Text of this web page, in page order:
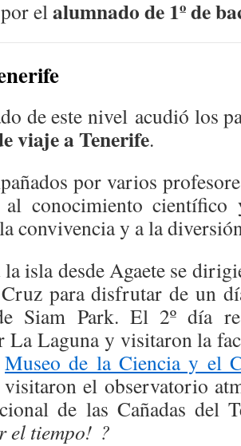
elalumnado de 1º de
de este nivel acudió los
viaje a Tenerife.
por varios
conocimiento científico
convivencia y a la
isla desde Agaete se
para disfrutar de un
Siam Park. El 2º día
La Laguna y visitaron la
Museo de la Ciencia y el
el observatorio
de las Cañadas
el tiempo! ?